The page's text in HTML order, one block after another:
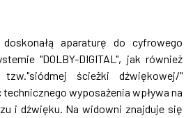
aparaturę do cyfrowego
"DOLBY-DIGITAL", jak również
ścieżki dźwiękowej/"
technicznego wyposażenia wpływa na
i dźwięku. Na widowni znajduje się